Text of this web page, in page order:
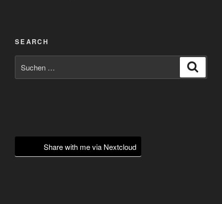
SEARCH
nach:
Share with me via Nextcloud